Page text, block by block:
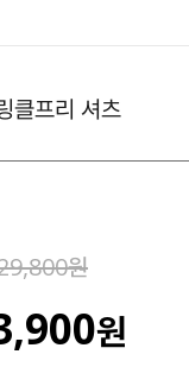
클프리 셔츠
원
원